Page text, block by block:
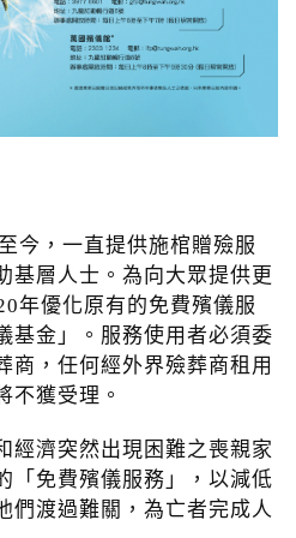
今，一直提供施棺贈殮服
基層人士。為向大眾提供更
年優化原有的免費殯儀服
基金」。服務使用者必須委
商，任何經外界殮葬商租用
不獲受理。
經濟突然出現困難之喪親家
「免費殯儀服務」，以減低
們渡過難關，為亡者完成人